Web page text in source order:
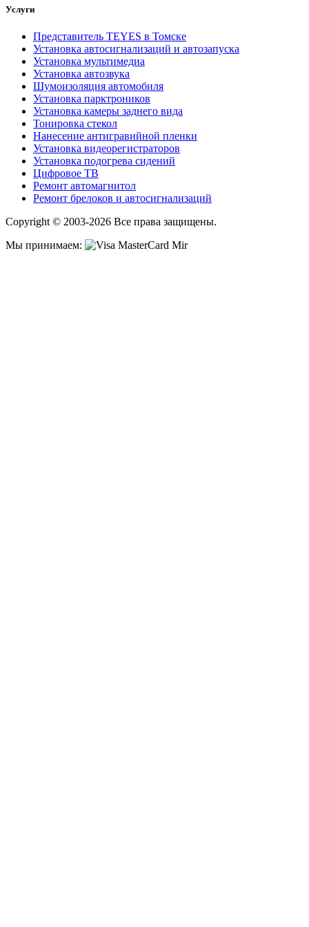
Услуги
Представитель TEYES в Томске
Установка автосигнализаций и автозапуска
Установка мультимедиа
Установка автозвука
Шумоизоляция автомобиля
Установка парктроников
Установка камеры заднего вида
Тонировка стекол
Нанесение антигравийной пленки
Установка видеорегистраторов
Установка подогрева сидений
Цифровое ТВ
Ремонт автомагнитол
Ремонт брелоков и автосигнализаций
Copyright © 2003-2026 Все права защищены.
Мы принимаем: